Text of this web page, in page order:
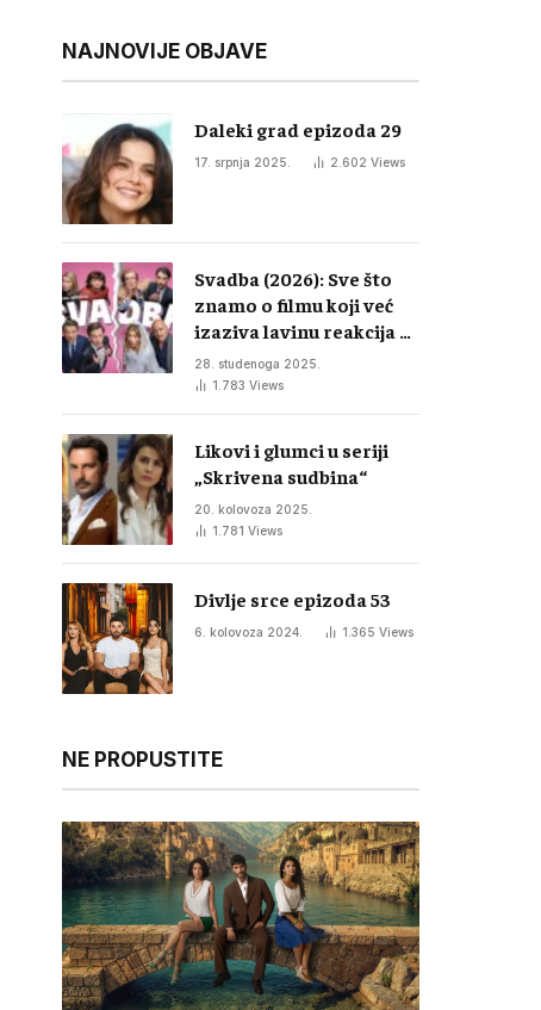
NAJNOVIJE OBJAVE
Daleki grad epizoda 29
17. srpnja 2025. 2.602 Views
Svadba (2026): Sve što
znamo o filmu koji već
izaziva lavinu reakcija u
regiji
28. studenoga 2025.
1.783 Views
Likovi i glumci u seriji
„Skrivena sudbina“
20. kolovoza 2025.
1.781 Views
Divlje srce epizoda 53
6. kolovoza 2024. 1.365 Views
NE PROPUSTITE